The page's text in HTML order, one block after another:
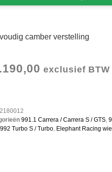
camber verstelling
exclusief BTW
2180012
991.1 Carrera / Carrera S / GTS,
992 Turbo S / Turbo, Elephant Racing